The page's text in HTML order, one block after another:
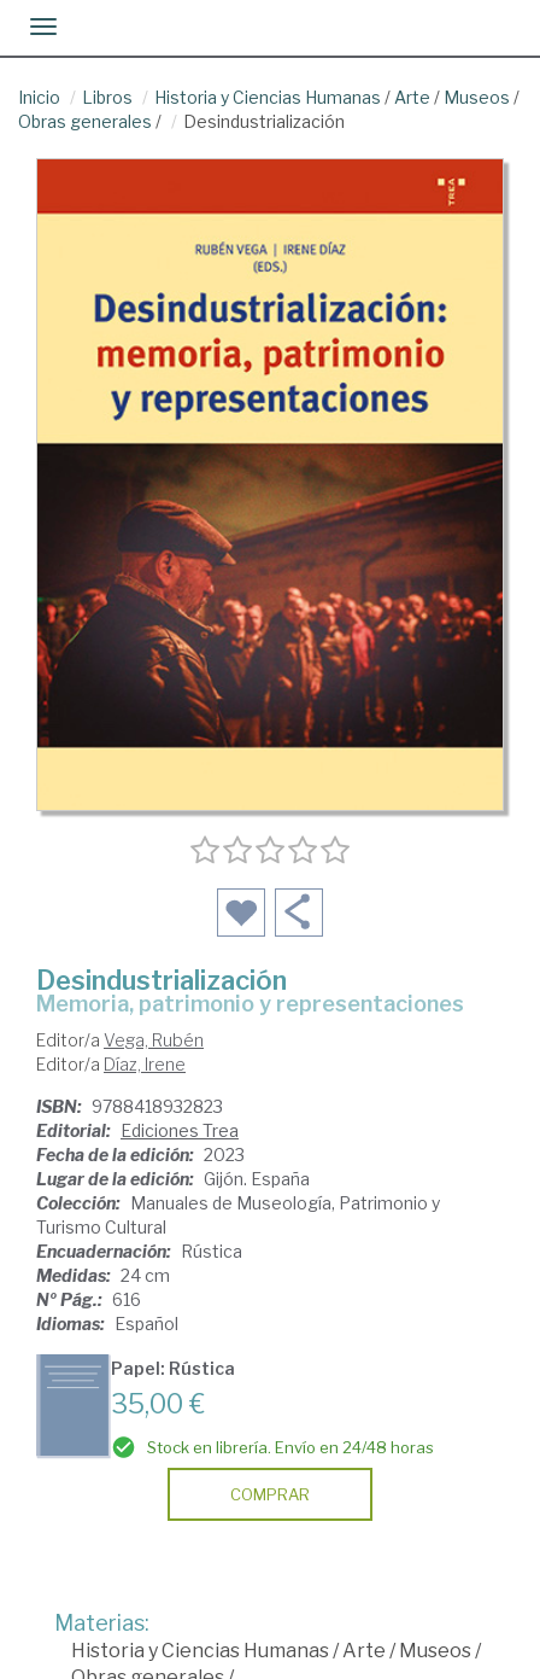
Toggle navigation
Inicio Libros Historia y Ciencias Humanas / Arte / Museos /
Obras generales / Desindustrialización
Desindustrialización
memoria, patrimonio y representaciones
Editor/a Vega, Rubén
Editor/a Díaz, Irene
ISBN: 9788418932823
Editorial: Ediciones Trea
Fecha de la edición: 2023
Lugar de la edición: Gijón. España
Colección: Manuales de Museología, Patrimonio y
Turismo Cultural
Encuadernación: Rústica
Medidas: 24 cm
Nº Pág.: 616
Idiomas: Español
Papel: Rústica
35,00 €
Stock en librería. Envío en 24/48 horas
COMPRAR
Materias:
Historia y Ciencias Humanas/Arte / Museos/